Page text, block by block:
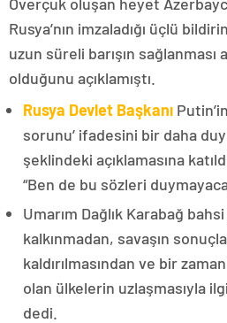
Rusya’nın imzaladığı üçlü
uzun süreli barışın sağlanması
olduğunu açıklamıştı.
Rusya Devlet Başkanı
sorunu’ ifadesini bir daha
şeklindeki açıklamasına
“Ben de bu sözleri
Umarım Dağlık Karabağ
kalkınmadan, savaşın
kaldırılmasından ve bir
olan ülkelerin uzlaşmasıyla
dedi.